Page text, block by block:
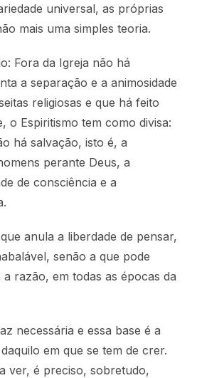
universal, as próprias
mais uma simples teoria.
Fora da Igreja não há
a separação e a animosidade
religiosas e que há feito
o Espiritismo tem como divisa:
há salvação, isto é, a
perante Deus, a
de consciência e a
anula a liberdade de pensar,
senão a que pode
razão, em todas as épocas da
necessária e essa base é a
em que se tem de crer.
ver, é preciso, sobretudo,